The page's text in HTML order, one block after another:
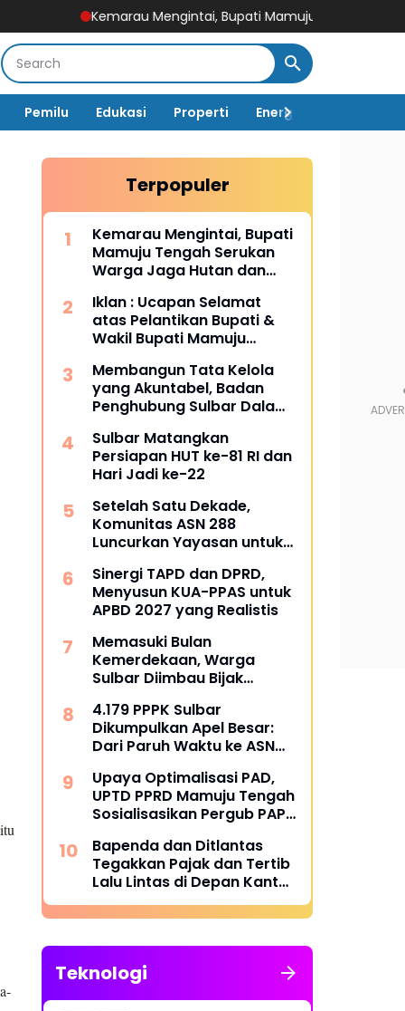
Kemarau Mengintai, Bupati Mamuju Tengah Serukan Warga
Pemilu Edukasi Properti Energi
Terpopuler
Kemarau Mengintai, Bupati
Mamuju Tengah Serukan
Warga Jaga Hutan dan
Iklan : Ucapan Selamat
atas Pelantikan Bupati &
Wakil Bupati Mamuju
Membangun Tata Kelola
yang Akuntabel, Badan
Penghubung Sulbar Dalami
Jasa
Sulbar Matangkan
Persiapan HUT ke-81 RI dan
Hari Jadi ke-22
Setelah Satu Dekade,
Komunitas ASN 288
Luncurkan Yayasan untuk
Kesehatan
Sinergi TAPD dan DPRD,
Menyusun KUA-PPAS untuk
APBD 2027 yang Realistis
Memasuki Bulan
Kemerdekaan, Warga
Sulbar Diimbau Bijak
4.179 PPPK Sulbar
Dikumpulkan Apel Besar:
Dari Paruh Waktu ke ASN
Upaya Optimalisasi PAD,
UPTD PPRD Mamuju Tengah
Sosialisasikan Pergub PAP
Tassisara
Bapenda dan Ditlantas
Tegakkan Pajak dan Tertib
Lalu Lintas di Depan Kantor
Gubernur
Teknologi